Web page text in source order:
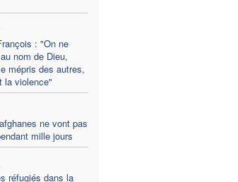
: "On ne
nom de Dieu,
mépris des autres,
la violence"
ne vont pas
mille jours
réfugiés dans la